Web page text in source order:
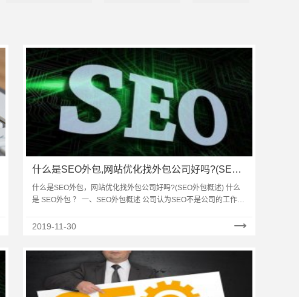
什么是SEO外包,网站优化找外包公司好吗?(SEO
外包概述)
什么是SEO外包，网站优化找外包公司好吗?(SEO外包概述) 什么
是 SEO外包 ？ 一、SEO外包概述 公司认为SEO不是公司的工作重
事……
2019-11-30